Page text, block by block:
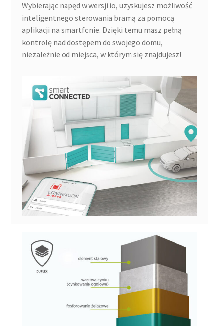
Wybierając napęd w wersji io, uzyskujesz możliwość
inteligentnego sterowania bramą za pomocą
aplikacji na smartfonie. Dzięki temu masz pełną
kontrolę nad dostępem do swojego domu,
niezależnie od miejsca, w którym się znajdujesz!